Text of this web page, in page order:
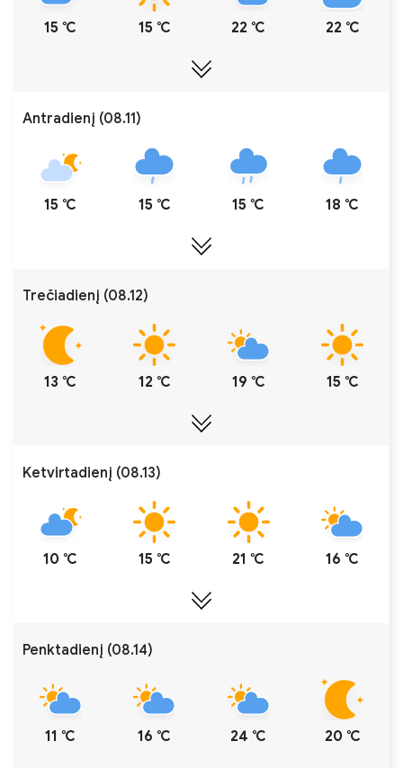
15 ℃ 15 ℃ 22 ℃ 22 ℃
Antradienį (08.11)
15 ℃ 15 ℃ 15 ℃ 18 ℃
Trečiadienį (08.12)
13 ℃ 12 ℃ 19 ℃ 15 ℃
Ketvirtadienį (08.13)
10 ℃ 15 ℃ 21 ℃ 16 ℃
Penktadienį (08.14)
11 ℃ 16 ℃ 24 ℃ 20 ℃